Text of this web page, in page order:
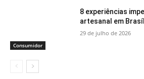
Consumidor
8 experiências
artesanal em
29 de julho de 2026